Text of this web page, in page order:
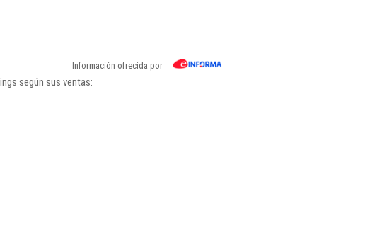
Información ofrecida por
según sus ventas: